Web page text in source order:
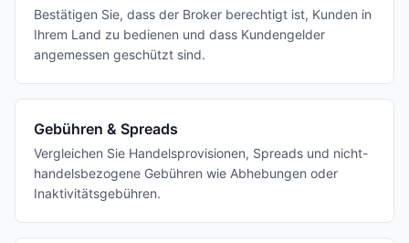
Bestätigen Sie, dass der Broker berechtigt ist, Kunden in
Ihrem Land zu bedienen und dass Kundengelder
angemessen geschützt sind.
Gebühren & Spreads
Vergleichen Sie Handelsprovisionen, Spreads und nicht-
handelsbezogene Gebühren wie Abhebungen oder
Inaktivitätsgebühren.